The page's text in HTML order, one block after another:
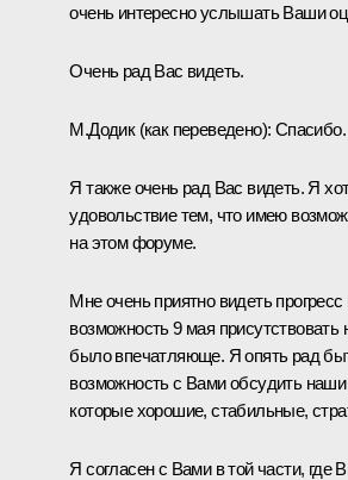
очень интересно услышать Ваши
Очень рад Вас видеть.
М.Додик (как переведено): Спасибо.
Я также очень рад Вас видеть. Я
удовольствие тем, что имею
на этом форуме.
Мне очень приятно видеть
возможность 9 мая
было впечатляюще. Я опять рад
возможность с Вами обсудить
которые хорошие, стабильные,
Я согласен с Вами в той части, где